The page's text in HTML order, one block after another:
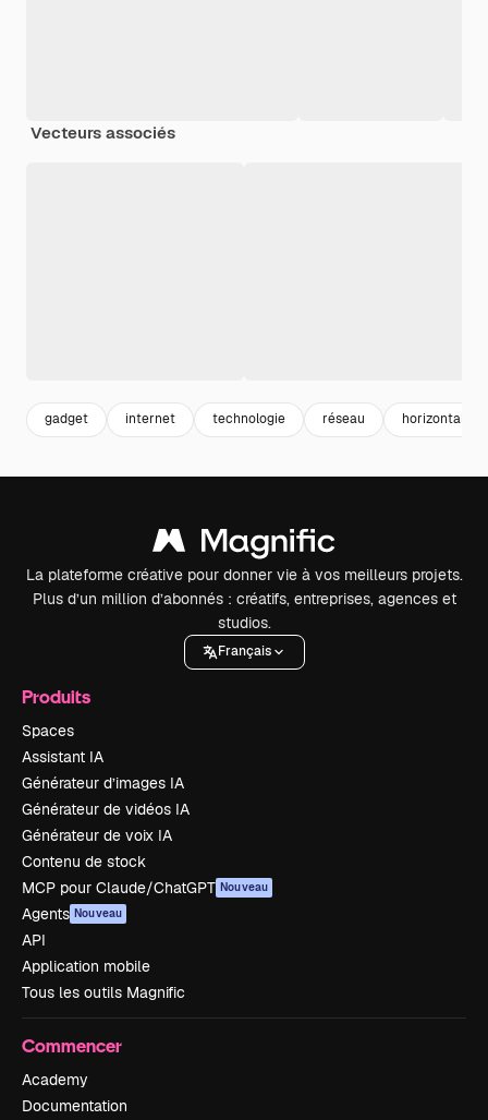
Vecteurs associés
gadget internet technologie réseau horizontal
La plateforme créative pour donner vie à vos meilleurs projets.
Plus d’un million d’abonnés : créatifs, entreprises, agences et
studios.
Français
Produits
Spaces
Assistant IA
Générateur d’images IA
Générateur de vidéos IA
Générateur de voix IA
Contenu de stock
MCP pour Claude/ChatGPT Nouveau
Agents Nouveau
API
Application mobile
Tous les outils Magnific
Commencer
Academy
Documentation